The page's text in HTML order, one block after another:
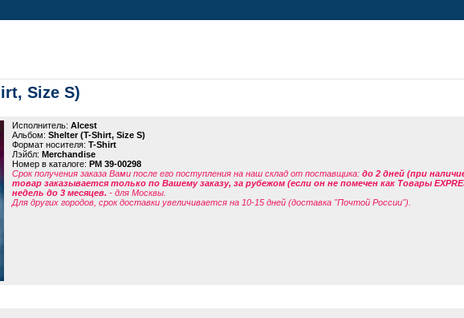
Size S)
Исполнитель: Alcest
Альбом: Shelter (T-Shirt, Size S)
Формат носителя: T-Shirt
Лэйбл: Merchandise
Номер в каталоге: PM 39-00298
Срок получения заказа Вами после его поступления на наш склад от поставщика: до 2 дней (при
товар заказывается только по Вашему заказу, за рубежом (если он не помечен как Товары
недель до 3 месяцев. - для Москвы.
Для других городов, срок доставки увеличивается на 10-15 дней (доставка "Почтой России").